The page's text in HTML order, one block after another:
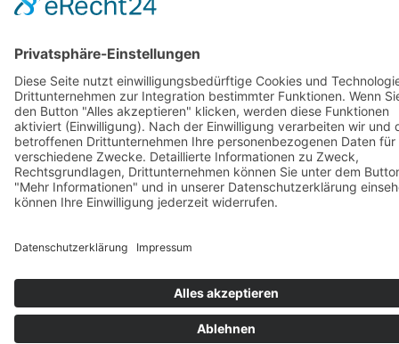
hahlmodelle.de | Baureihe F | 2000–2026 | Konzept,
Programmierung und Design:DOUBLE-A-DESIGN
Impressum|Datenschutz|Cookies
S